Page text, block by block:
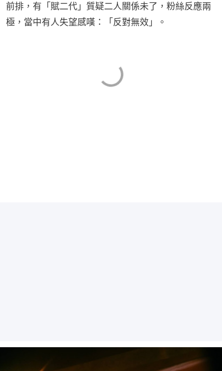
前排，有「賦二代」質疑二人關係未了，粉絲反應兩
極，當中有人失望感嘆：「反對無效」。